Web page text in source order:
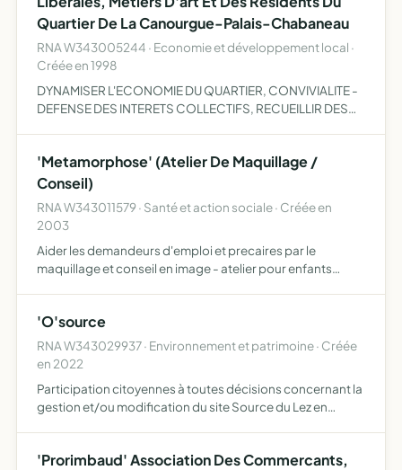
Quartier De La Canourgue-Palais-Chabaneau
RNA W343005244 · Economie et développement local ·
Créée en 1998
DYNAMISER L'ECONOMIE DU QUARTIER, CONVIVIALITE -
DEFENSE DES INTERETS COLLECTIFS, RECUEILLIR DES
'Metamorphose' (Atelier De Maquillage /
Conseil)
RNA W343011579 · Santé et action sociale · Créée en
2003
Aider les demandeurs d'emploi et precaires par le
maquillage et conseil en image - atelier pour enfants
'O'source
RNA W343029937 · Environnement et patrimoine · Créée
en 2022
Participation citoyennes à toutes décisions concernant la
gestion et/ou modification du site Source du Lez en
'Prorimbaud' Association Des Commercants,